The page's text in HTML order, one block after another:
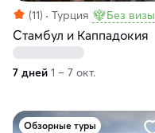
(11) Турция Без визы
Стамбул и Каппадокия
7 дней 1 – 7 окт.
Обзорные туры